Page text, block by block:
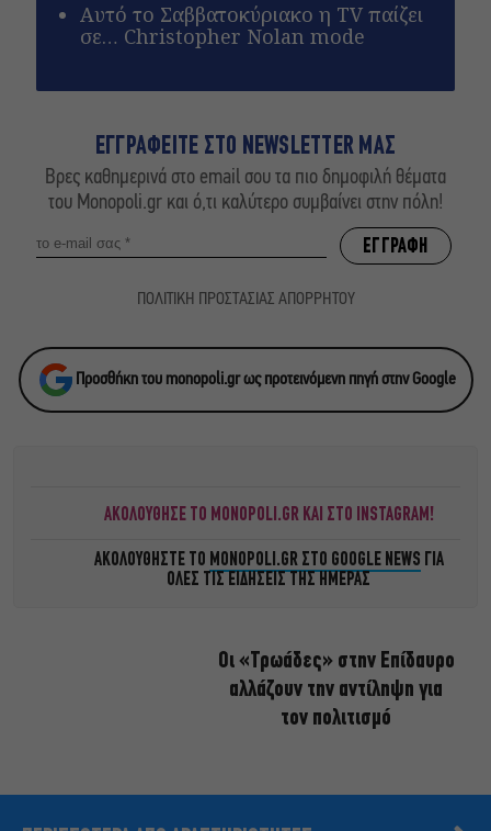
Αυτό το Σαββατοκύριακο η TV παίζει
σε… Christopher Nolan mode
ΕΓΓΡΑΦΕΙΤΕ ΣΤΟ NEWSLETTER ΜΑΣ
Βρες καθημερινά στο email σου τα πιο δημοφιλή θέματα
του Monopoli.gr και ό,τι καλύτερο συμβαίνει στην πόλη!
ΠΟΛΙΤΙΚΗ ΠΡΟΣΤΑΣΙΑΣ ΑΠΟΡΡΗΤΟΥ
Προσθήκη του monopoli.gr ως προτεινόμενη πηγή στην Google
ΑΚΟΛΟΥΘΗΣΕ ΤΟ MONOPOLI.GR ΚΑΙ ΣΤΟ INSTAGRAM!
ΑΚΟΛΟΥΘΗΣΤΕ ΤΟ MONOPOLI.GR ΣΤΟ GOOGLE NEWS ΓΙΑ
ΟΛΕΣ ΤΙΣ ΕΙΔΗΣΕΙΣ ΤΗΣ ΗΜΕΡΑΣ
Οι «Τρωάδες» στην Επίδαυρο
αλλάζουν την αντίληψη για
τον πολιτισμό